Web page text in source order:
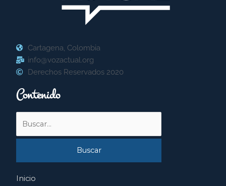
Cartagena, Colombia
info@vozactual.org
Derechos Reservados 2020
Contenido
por:
Inicio